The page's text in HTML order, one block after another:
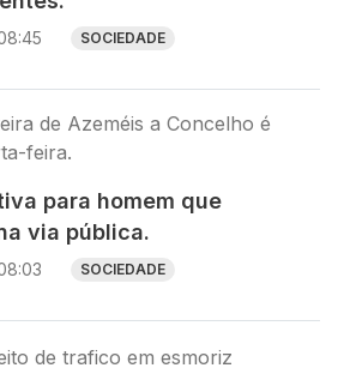
SOCIEDADE
para homem que
via pública.
SOCIEDADE